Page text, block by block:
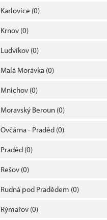
Karlovice (0)
Krnov (0)
Ludvíkov (0)
Malá Morávka (0)
Mnichov (0)
Moravský Beroun (0)
Ovčárna - Praděd (0)
Praděd (0)
Rešov (0)
Rudná pod Pradědem (0)
Rýmařov (0)